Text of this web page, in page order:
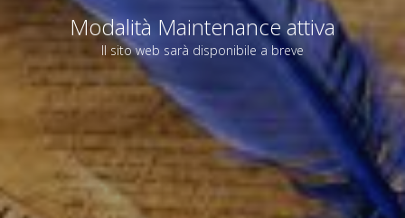
Modalità Maintenance attiva
Il sito web sarà disponibile a breve